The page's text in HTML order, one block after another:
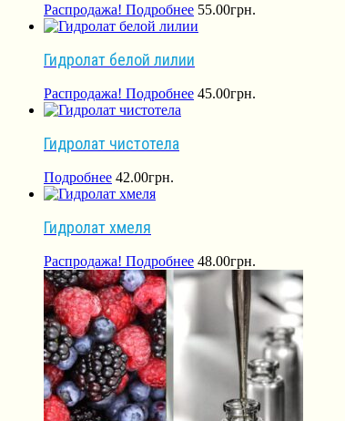
Распродажа! Подробнее 55.00грн.
Гидролат белой лилии
Распродажа! Подробнее 45.00грн.
Гидролат чистотела
Подробнее 42.00грн.
Гидролат хмеля
Распродажа! Подробнее 48.00грн.